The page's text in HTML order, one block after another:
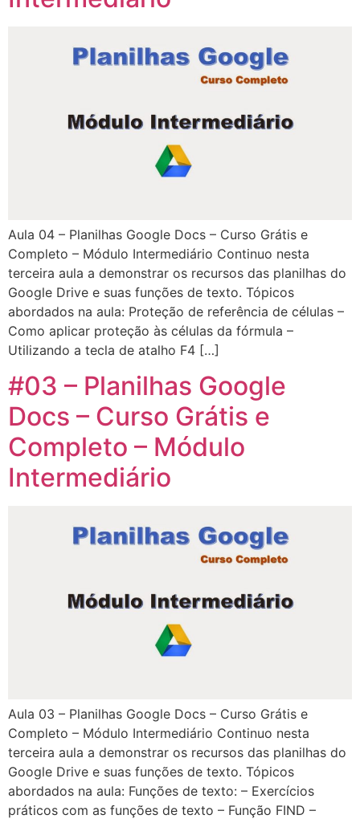
Aula 04 – Planilhas Google Docs – Curso Grátis e
Completo – Módulo Intermediário Continuo nesta
terceira aula a demonstrar os recursos das planilhas do
Google Drive e suas funções de texto. Tópicos
abordados na aula: Proteção de referência de células –
Como aplicar proteção às células da fórmula –
Utilizando a tecla de atalho F4 […]
#03 – Planilhas Google
Docs – Curso Grátis e
Completo – Módulo
Intermediário
Aula 03 – Planilhas Google Docs – Curso Grátis e
Completo – Módulo Intermediário Continuo nesta
terceira aula a demonstrar os recursos das planilhas do
Google Drive e suas funções de texto. Tópicos
abordados na aula: Funções de texto: – Exercícios
práticos com as funções de texto – Função FIND –